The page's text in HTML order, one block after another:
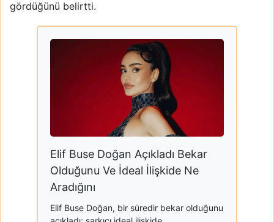
gördüğünü belirtti.
Elif Buse Doğan Açıkladı Bekar
Olduğunu Ve İdeal İlişkide Ne
Aradığını
Elif Buse Doğan, bir süredir bekar olduğunu